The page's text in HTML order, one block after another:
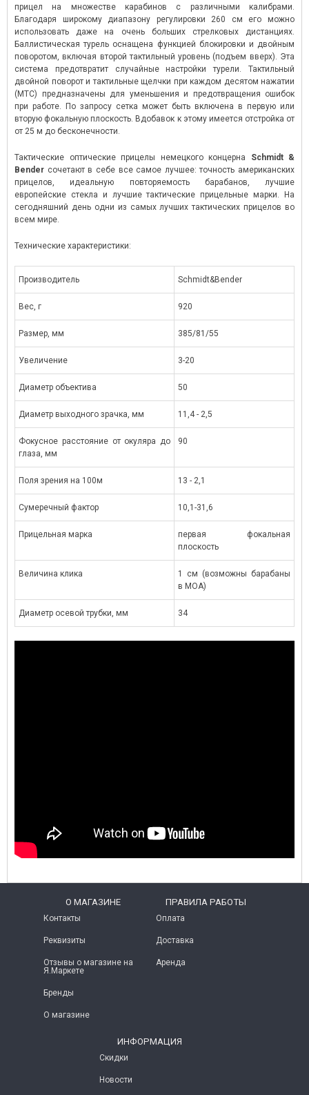
SWAROVSKI Z8 0,75-6X20
лучшей в мире охотничьей оптики Z8i от
– прицелом Swarovski Z8i 0,75-6x20. Он...
далее→
инструмент для
дистанций и...
Читать далее→
прицел на множестве карабинов с различными калибрами.
Благодаря широкому диапазону регулировки 260 см его можно
использовать даже на очень больших стрелковых дистанциях.
Баллистическая турель оснащена функцией блокировки и двойным
поворотом, включая второй тактильный уровень (подъем вверх). Эта
система предотвратит случайные настройки турели. Тактильный
двойной поворот и тактильные щелчки при каждом десятом нажатии
(MTC) предназначены для уменьшения и предотвращения ошибок
при работе. По запросу сетка может быть включена в первую или
вторую фокальную плоскость. Вдобавок к этому имеется отстройка от
от 25 м до бесконечности.
Тактические оптические прицелы немецкого концерна
Schmidt &
Bender сочетают в себе все самое лучшее: точность американских
прицелов, идеальную повторяемость барабанов, лучшие
европейские стекла и лучшие тактические прицельные марки. На
сегодняшний день одни из самых лучших тактических прицелов во
всем мире.
Технические характеристики:
Производитель Schmidt&Bender
Вес, г 920
Размер, мм 385/81/55
Увеличение 3-20
Диаметр объектива 50
Диаметр выходного зрачка, мм 11,4 - 2,5
Фокусное расстояние от окуляра до
глаза, мм
90
Поля зрения на 100м 13 - 2,1
Сумеречный фактор 10,1-31,6
Прицельная марка
первая фокальная
плоскость
Величина клика
1 см (возможны барабаны
в МОА)
Диаметр осевой трубки, мм 34
O МАГАЗИНЕ
Контакты
Реквизиты
Отзывы о магазине на
Я.Маркете
Бренды
О магазине
ПРАВИЛА РАБОТЫ
Оплата
Доставка
Аренда
ИНФОРМАЦИЯ
Скидки
Новости